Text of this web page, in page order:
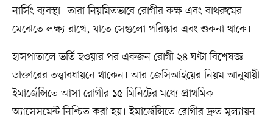
নার্সিং ব্যবস্থা। তারা নিয়মিতভাবে রোগীর কক্ষ এবং বাথরুমের
মেঝেতে লক্ষ্য রাখে, যাতে সেগুলো পরিষ্কার এবং শুকনা থাকে।
হাসপাতালে ভর্তি হওয়ার পর একজন রোগী ২৪ ঘণ্টা বিশেষজ্ঞ
ডাক্তারের তত্ত্বাবধায়নে থাকেন। আর জেসিআইয়ের নিয়ম আনুযায়ী
ইমার্জেন্সিতে আসা রোগীর ১৫ মিনিটের মধ্যে প্রাথমিক
অ্যাসেসমেন্ট নিশ্চিত করা হয়। ইমার্জেন্সিতে রোগীর দ্রুত মূল্যায়ন